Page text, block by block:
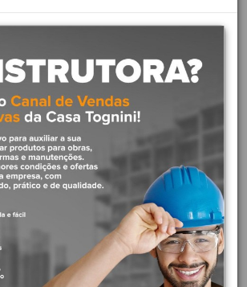
da linha Next são a funcionalidade e
O acabamento para registro da nossa
e confiança da Garantia Toda Vida. Esse
facilitada, mesmo com as mãos
pelo seu formato de volante em bloco.
duradouro:
Acabamento cromado
durabilidade e maior resistência à corrosão.
e o brilho do produto por muito mais
Vida:
A primeira marca de metais e louças
a oferecer garantia sem limite de tempo
residenciais.